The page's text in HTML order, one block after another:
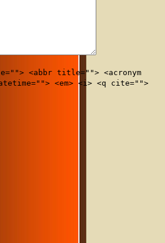
<abbr title=""> <acronym
<em> <i> <q cite="">